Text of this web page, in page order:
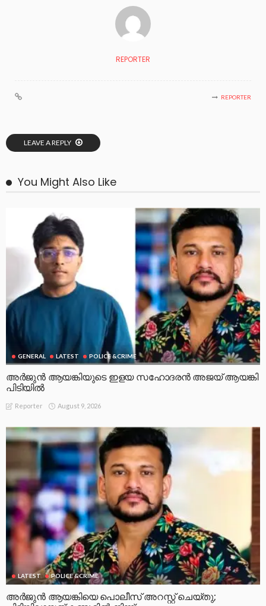
REPORTER
REPORTER
LEAVE A REPLY
You Might Also Like
GENERAL LATEST POLICE &CRIME
അർജുൻ ആയങ്കിയുടെ ഇളയ സഹോദരൻ അജയ് ആയങ്കി
പിടിയിൽ
Reporter August 9, 2026
LATEST POLICE &CRIME
അർജുൻ ആയങ്കിയെ പൊലീസ് അറസ്റ്റ് ചെയ്‌തു;